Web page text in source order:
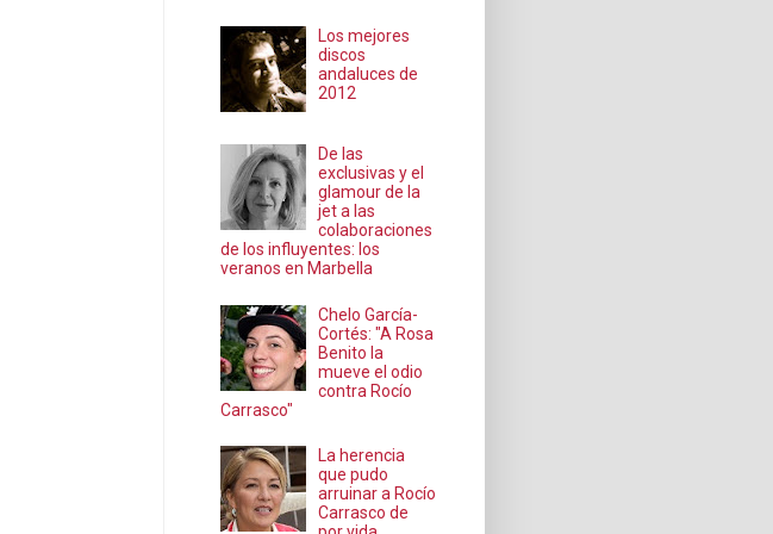
Los mejores
discos
andaluces de
2012
De las
exclusivas y el
glamour de la
jet a las
colaboraciones
de los influyentes: los
veranos en Marbella
Chelo García-
Cortés: "A Rosa
Benito la
mueve el odio
contra Rocío
Carrasco"
La herencia
que pudo
arruinar a Rocío
Carrasco de